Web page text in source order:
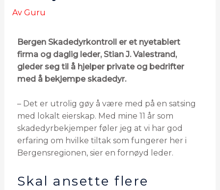
Av Guru
Bergen Skadedyrkontroll er et nyetablert
firma og daglig leder, Stian J. Valestrand,
gleder seg til å hjelper private og bedrifter
med å bekjempe skadedyr.
– Det er utrolig gøy å være med på en satsing
med lokalt eierskap. Med mine 11 år som
skadedyrbekjemper føler jeg at vi har god
erfaring om hvilke tiltak som fungerer her i
Bergensregionen, sier en fornøyd leder.
Skal ansette flere